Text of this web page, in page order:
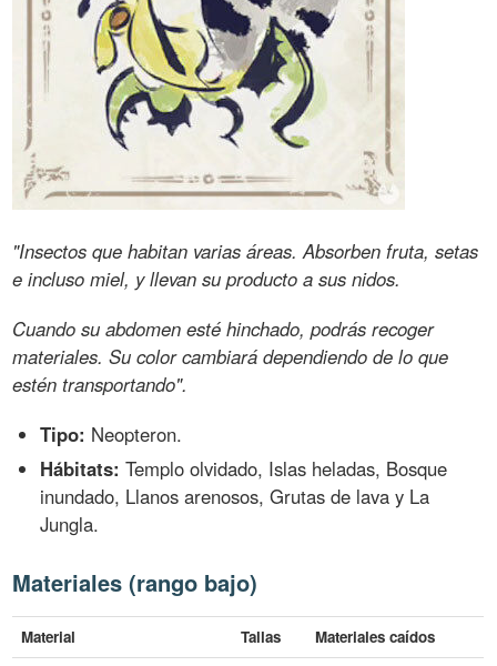
"Insectos que habitan varias áreas. Absorben fruta, setas
e incluso miel, y llevan su producto a sus nidos.
Cuando su abdomen esté hinchado, podrás recoger
materiales. Su color cambiará dependiendo de lo que
estén transportando".
Tipo: Neopteron.
Hábitats: Templo olvidado, Islas heladas, Bosque
inundado, Llanos arenosos, Grutas de lava y La
Jungla.
Materiales (rango bajo)
Material Tallas
Materiales caídos